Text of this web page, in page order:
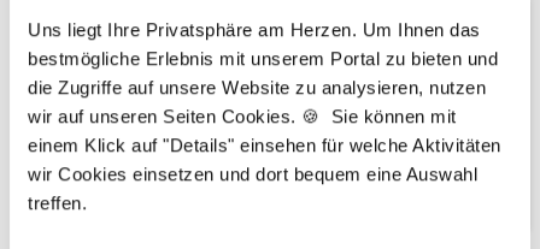
Uns liegt Ihre Privatsphäre am Herzen. Um Ihnen das
bestmögliche Erlebnis mit unserem Portal zu bieten und
die Zugriffe auf unsere Website zu analysieren, nutzen
wir auf unseren Seiten Cookies. 🍪 Sie können mit
einem Klick auf "Details" einsehen für welche Aktivitäten
wir Cookies einsetzen und dort bequem eine Auswahl
treffen.